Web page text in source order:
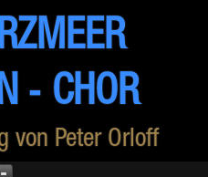
‑ CHOR
von Peter Orloff